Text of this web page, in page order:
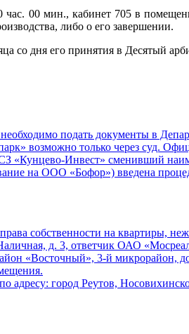
час. 00 мин., кабинет 705 в
либо о его завершении.
со дня его принятия в Десятый
подать документы в
возможно только через суд.
«Кунцево-Инвест» сменивший
на ООО «Бофор») введена
собственности на квартиры,
д. 3, ответчик ОАО
«Восточный», 3-й микрорайон,
адресу: город Реутов,